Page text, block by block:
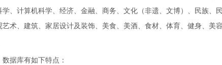
学、计算机科学、经济、金融、商务、文化（非遗、文博）、民族、
艺术、建筑、家居设计及装饰、美食、美酒、食材、体育、健身、美
数据库有如下特点：